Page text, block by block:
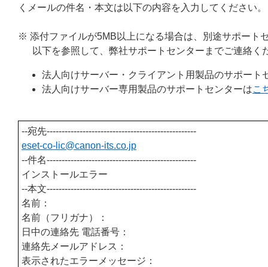
くメールの件名・本文は以下の内容を入力してください。
※ 添付ファイルが5MB以上になる場合は、別途サポート
以下を参照して、弊社サポートセンターまでご連絡く
法人向けサーバー・クライアント用製品のサポート
法人向けサーバー専用製品のサポートセンターはこ
--宛先--------------------------------------------------
eset-co-lic@canon-its.co.jp
--件名--------------------------------------------------
インストールエラー
--本文--------------------------------------------------
名前：
名前（フリガナ）：
日中の連絡先 電話番号：
連絡先メールアドレス：
表示されたエラーメッセージ：